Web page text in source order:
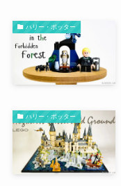
ハリー・ポッター
ハリー・ポッター